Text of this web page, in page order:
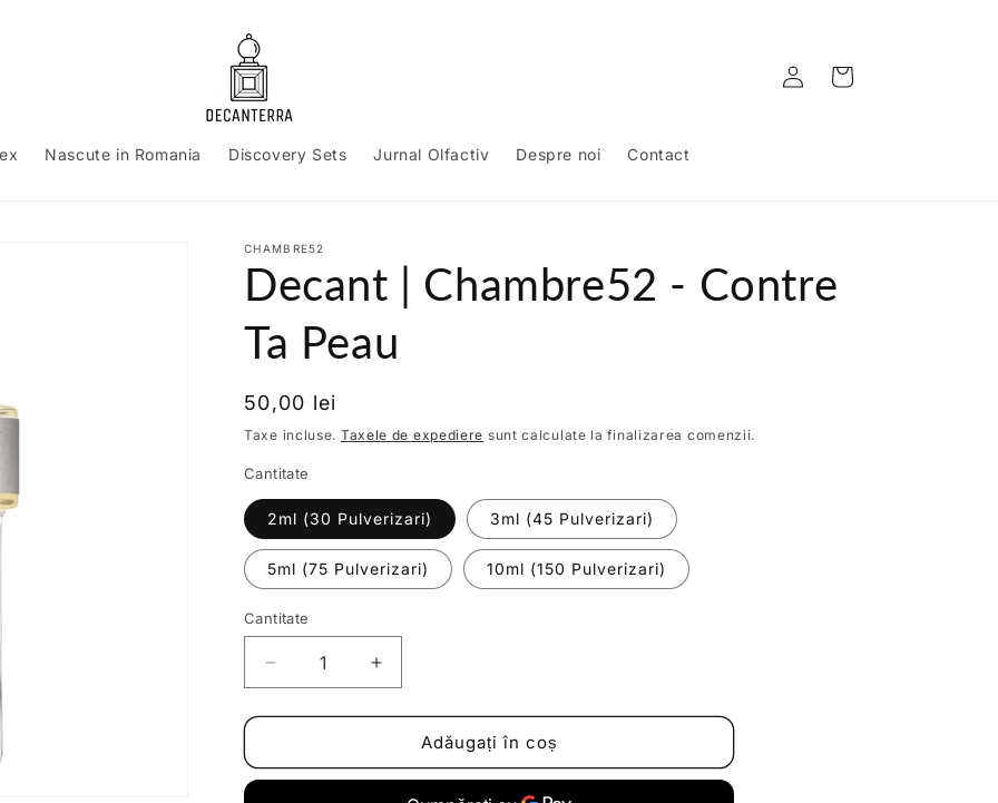
Nascute in Romania Discovery Sets Jurnal Olfactiv Despre noi Contact
Conectați-
Coș
CHAMBRE52
Decant | Chambre52 - Contre
Ta Peau
Preț
obișnuit
50,00 lei
Taxe incluse. Taxele de expediere sunt calculate la finalizarea comenzii.
Cantitate
2ml (30 Pulverizari) 3ml (45 Pulverizari)
5ml (75 Pulverizari) 10ml (150 Pulverizari)
Cantitate
Reduceți
cantitatea
pentru
|
Creșteți
cantitatea
pentru
Decant
|
Adăugați în coș